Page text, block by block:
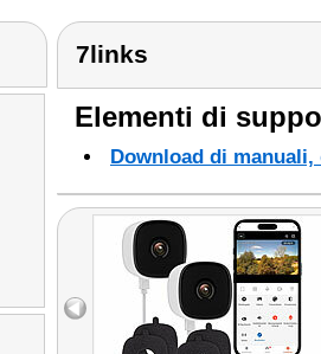
7links
Elementi di
Download di